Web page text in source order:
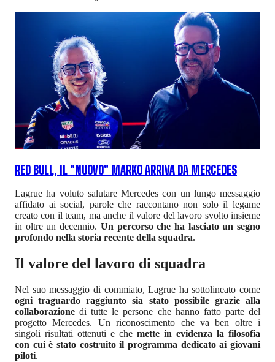
RED BULL, IL "NUOVO" MARKO ARRIVA DA MERCEDES
Lagrue ha voluto salutare Mercedes con un lungo messaggio
affidato ai social, parole che raccontano non solo il legame
creato con il team, ma anche il valore del lavoro svolto insieme
in oltre un decennio. Un percorso che ha lasciato un segno
profondo nella storia recente della squadra.
Il valore del lavoro di squadra
Nel suo messaggio di commiato, Lagrue ha sottolineato come
ogni traguardo raggiunto sia stato possibile grazie alla
collaborazione di tutte le persone che hanno fatto parte del
progetto Mercedes. Un riconoscimento che va ben oltre i
singoli risultati ottenuti e che mette in evidenza la filosofia
con cui è stato costruito il programma dedicato ai giovani
piloti.